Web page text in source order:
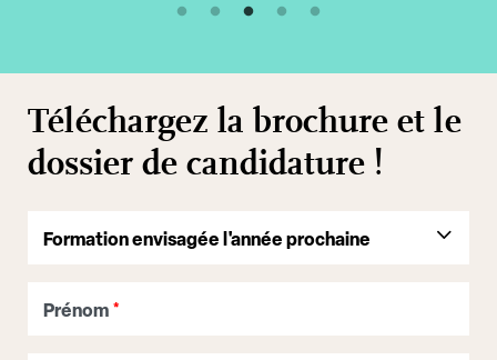
Téléchargez la brochure et le
dossier de candidature !
Prénom *